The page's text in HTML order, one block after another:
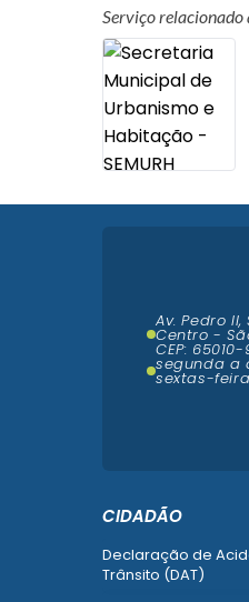
Serviço relacionado
CIDADÃO
Declaração de
Trânsito (DAT)
Av. Pedro
Centro -
CEP:
segunda a
sextas-